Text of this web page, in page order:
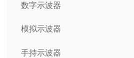
数字示波器
模拟示波器
手持示波器